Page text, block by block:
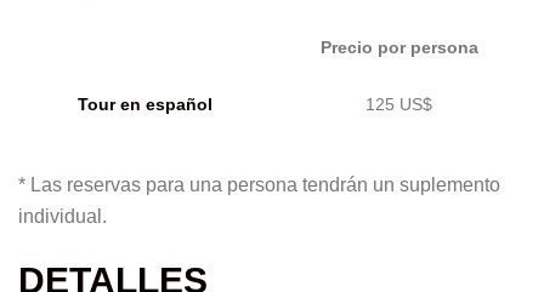
Precio por persona
Tour en español 125 US$
* Las reservas para una persona tendrán un suplemento
individual.
DETALLES